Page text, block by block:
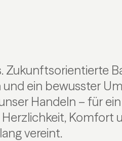
Zukunftsorientierte
und ein bewusster
Handeln – für ein
vereint.